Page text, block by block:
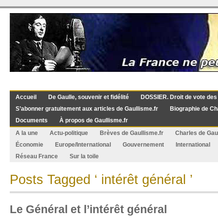
Accueil De Gaulle, souvenir et fidélité
DOSSIER. Droit de vote
S’abonner gratuitement aux articles de Gaullisme.fr
Biographie de
Documents
À propos de Gaullisme.fr
A la une
Actu-politique Brèves de Gaullisme.fr
Charles de
Économie
Europe/International Gouvernement
International
Réseau France
Sur la toile
Posts Tagged ‘ intérêt général ’
Le Général et l’intérêt général